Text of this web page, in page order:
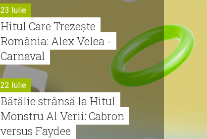
23 Iulie
Hitul Care Trezește
România: Alex Velea -
Carnaval
22 Iulie
Bătălie strânsă la Hitul
Monstru Al Verii: Cabron
versus Faydee